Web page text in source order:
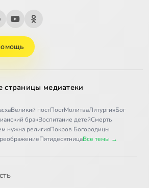
страницы медиатеки
Великий постПостМолитваЛитургияБог
бракВоспитание детейСмерть
нужна религияПокров Богородицы
ПятидесятницаВсе темы →